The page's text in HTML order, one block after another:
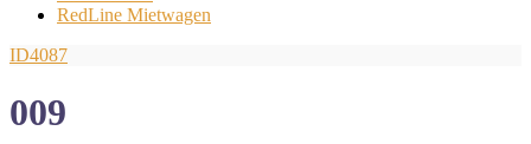
RedLine Mietwagen
ID4087
009